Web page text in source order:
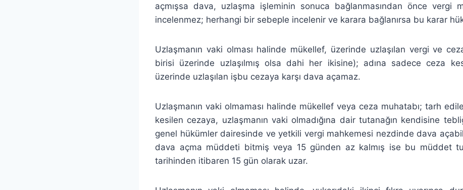
açmışsa dava, uzlaşma işleminin sonuca bağlanmasından önce vergi
incelenmez; herhangi bir sebeple incelenir ve karara bağlanırsa bu karar
Uzlaşmanın vaki olması halinde mükellef, üzerinde uzlaşılan vergi ve
birisi üzerinde uzlaşılmış olsa dahi her ikisine); adına sadece ceza
üzerinde uzlaşılan işbu cezaya karşı dava açamaz.
Uzlaşmanın vaki olmaması halinde mükellef veya ceza muhatabı; tarh
kesilen cezaya, uzlaşmanın vaki olmadığına dair tutanağın kendisine
genel hükümler dairesinde ve yetkili vergi mahkemesi nezdinde dava
dava açma müddeti bitmiş veya 15 günden az kalmış ise bu müddet
tarihinden itibaren 15 gün olarak uzar.